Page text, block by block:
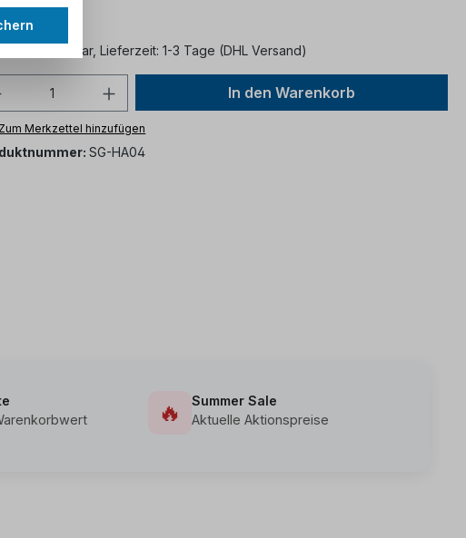
verfügbar, Lieferzeit: 1-3 Tage (DHL Versand)
In den Warenkorb
Zum Merkzettel hinzufügen
SG-HA04
🔥
Summer Sale
Aktuelle Aktionspreise